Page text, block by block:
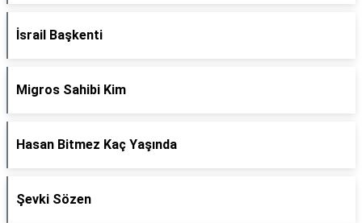
İsrail Başkenti
Migros Sahibi Kim
Hasan Bitmez Kaç Yaşında
Şevki Sözen